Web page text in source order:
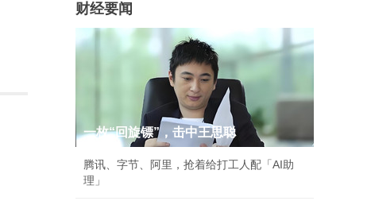
财经要闻
一枚“回旋镖”，击中王思聪
腾讯、字节、阿里，抢着给打工人配「AI助
理」